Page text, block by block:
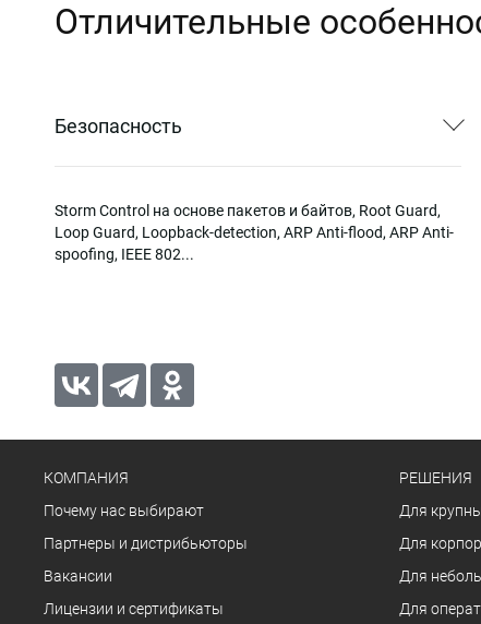
Отличительные
Безопасность
Storm Control на основе пакетов и байтов, Root Guard,
Loop Guard, Loopback-detection, ARP Anti-flood, ARP Anti-
spoofing, IEEE 802...
КОМПАНИЯ
Почему нас выбирают
Партнеры и дистрибьюторы
Вакансии
Лицензии и сертификаты
РЕШЕНИЯ
Для
Для
Для
Для